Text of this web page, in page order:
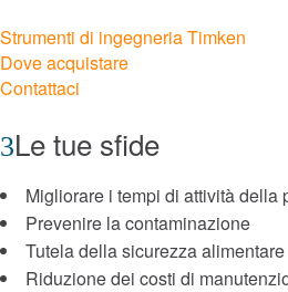
Mounted
Cuscinetti ad alta
Ball
Strumenti di ingegneria Timken
Dove acquistare
Contattaci
Le tue sfide
Migliorare i tempi di attività della
Prevenire la contaminazione
Tutela della sicurezza alimentare
Riduzione dei costi di